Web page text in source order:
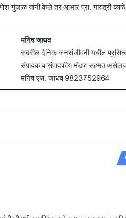
गुंजाळ यांनी केले तर आभार प्रा. गायत्री
मनिष जाधव
सदरील दैनिक जनसंजीवनी मधील प्रसिध्द
संपादक व संपादकीय मंडळ सहमत असेलच
मनिष एस. जाधव 9823752964